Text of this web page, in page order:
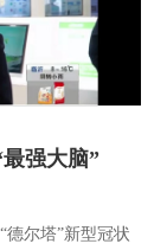
强大脑”
德尔塔”新型冠状